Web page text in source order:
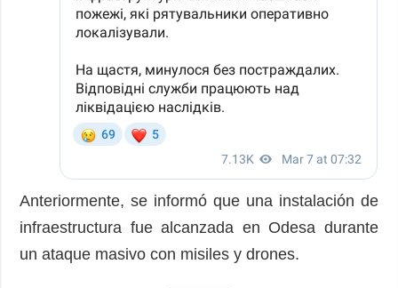
Anteriormente, se informó que una instalación de
infraestructura fue alcanzada en Odesa durante
un ataque masivo con misiles y drones.